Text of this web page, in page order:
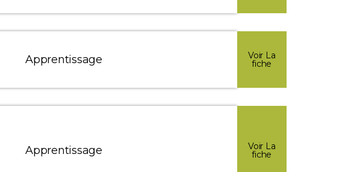
Apprentissage Voir La
fiche
Apprentissage Voir La
fiche